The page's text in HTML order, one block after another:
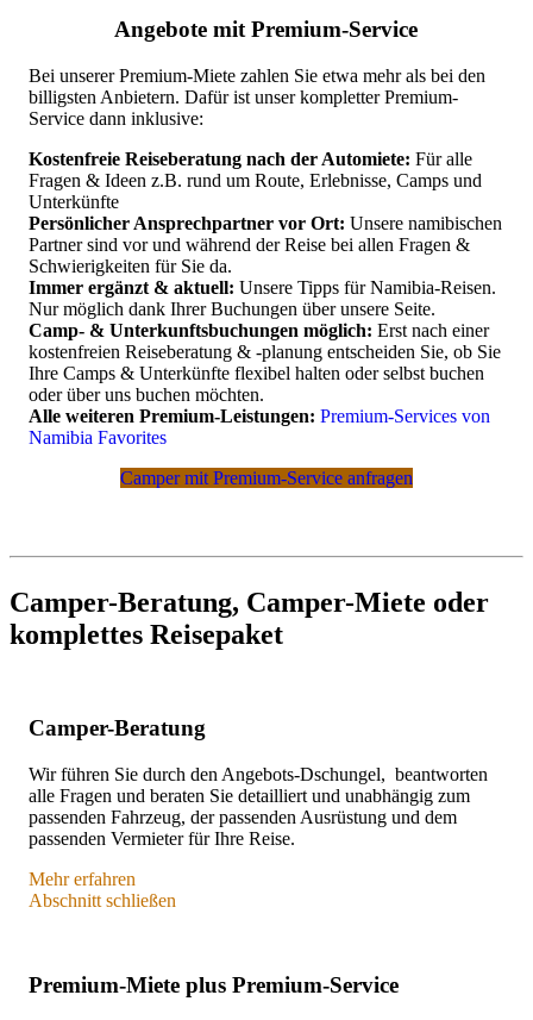
Angebote mit Premium-Service
Bei unserer Premium-Miete zahlen Sie etwa mehr als bei den
billigsten Anbietern. Dafür ist unser kompletter Premium-
Service dann inklusive:
Kostenfreie Reiseberatung nach der Automiete: Für alle
Fragen & Ideen z.B. rund um Route, Erlebnisse, Camps und
Unterkünfte
Persönlicher Ansprechpartner vor Ort: Unsere namibischen
Partner sind vor und während der Reise bei allen Fragen &
Schwierigkeiten für Sie da.
Immer ergänzt & aktuell: Unsere Tipps für Namibia-Reisen.
Nur möglich dank Ihrer Buchungen über unsere Seite.
Camp- & Unterkunftsbuchungen möglich: Erst nach einer
kostenfreien Reiseberatung & -planung entscheiden Sie, ob Sie
Ihre Camps & Unterkünfte flexibel halten oder selbst buchen
oder über uns buchen möchten.
Alle weiteren Premium-Leistungen: Premium-Services von
Namibia Favorites
Camper mit Premium-Service anfragen
Camper-Beratung, Camper-Miete oder
komplettes Reisepaket
Camper-Beratung
Wir führen Sie durch den Angebots-Dschungel, beantworten
alle Fragen und beraten Sie detailliert und unabhängig zum
passenden Fahrzeug, der passenden Ausrüstung und dem
passenden Vermieter für Ihre Reise.
Per Telefon, Chat oder E-Mail besprechen wir ganz in Ruhe
etc.) und das verfügbare Budget.
Mehr erfahren
Abschnitt schließen
Premium-Miete plus Premium-Service